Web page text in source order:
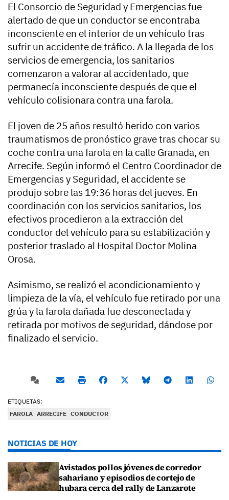
El Consorcio de Seguridad y Emergencias fue
alertado de que un conductor se encontraba
inconsciente en el interior de un vehículo tras
sufrir un accidente de tráfico. A la llegada de los
servicios de emergencia, los sanitarios
comenzaron a valorar al accidentado, que
permanecía inconsciente después de que el
vehículo colisionara contra una farola.
El joven de 25 años resultó herido con varios
traumatismos de pronóstico grave tras chocar su
coche contra una farola en la calle Granada, en
Arrecife. Según informó el Centro Coordinador de
Emergencias y Seguridad, el accidente se
produjo sobre las 19:36 horas del jueves. En
coordinación con los servicios sanitarios, los
efectivos procedieron a la extracción del
conductor del vehículo para su estabilización y
posterior traslado al Hospital Doctor Molina
Orosa.
Asimismo, se realizó el acondicionamiento y
limpieza de la vía, el vehículo fue retirado por una
grúa y la farola dañada fue desconectada y
retirada por motivos de seguridad, dándose por
finalizado el servicio.
ETIQUETAS:
FAROLA ARRECIFE CONDUCTOR
NOTICIAS DE HOY
Avistados pollos jóvenes de corredor
sahariano y episodios de cortejo de
hubara cerca del rally de Lanzarote